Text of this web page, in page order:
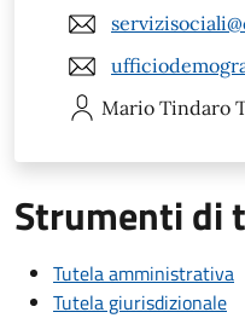
Mario Tindaro
Strumenti di
Tutela amministrativa
Tutela giurisdizionale